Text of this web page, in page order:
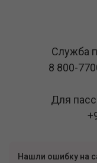
Служба
8 800-
Для
Нашли ошибку на